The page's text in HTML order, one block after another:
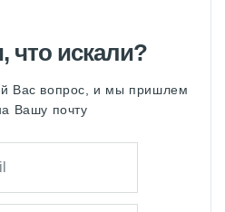
что искали?
Вас вопрос, и мы пришлем
Вашу почту